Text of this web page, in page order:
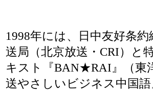
1998年には、日中友好条
送局（北京放送・CRI）と
キスト『BAN★RAI』（
送やさしいビジネス中国